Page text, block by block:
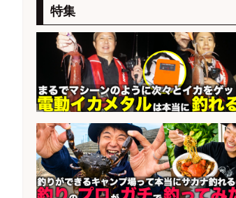
会社名
sponsored by 求人ボックス
和食, 日本料理・懐石料理/店長・店
長候補/本物を知る大人の隠れ家!魚
の価値を上げ、地域を元気に!店長候
補募集
会社名 酒場あらかぶ 酒場あらかぶ
sponsored by 求人ボックス
特集